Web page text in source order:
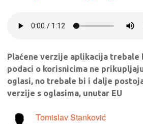
Plaćene verzije aplikacija trebale
podaci o korisnicima ne
oglasi, no trebale bi i dalje
verzije s oglasima, unutar EU
Tomislav Stanković